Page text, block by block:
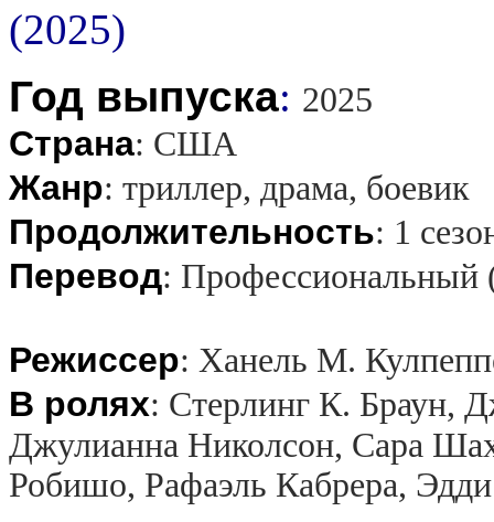
Год выпуска: 2025
Страна: США
Жанр: триллер, драма, боевик
Продолжительность: 1
Перевод: Профессиональный
Режиссер: Ханель М.
В ролях: Стерлинг К. Браун,
Джулианна Николсон, Сара
Робишо, Рафаэль Кабрера,